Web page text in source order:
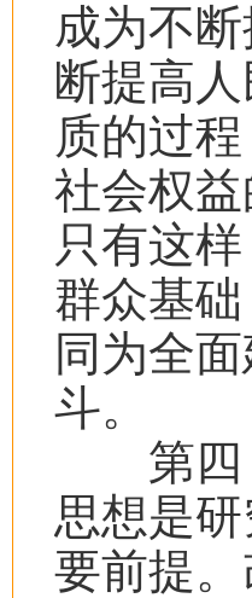
成为不
断提高
质的过
社会权
只有这
群众基
同为全
斗。
第四，
思想是
要前提